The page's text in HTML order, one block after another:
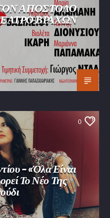
ΑΠΟΣΤΟΛΟ
ΒΡΑΧΩΝ
0
– «Όλα Είναι
Το Νέο Της